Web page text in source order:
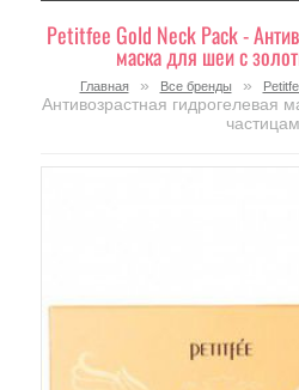
Petitfee Gold Neck Pack -
маска для шеи с
Главная » Все бренды »
Антивозрастная гидрогелевая